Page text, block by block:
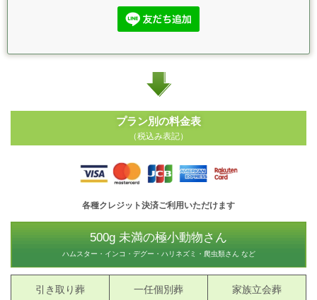
プラン別の料金表
（税込み表記）
各種クレジット決済ご利用いただけます
500g 未満の極小動物さん
ハムスター・インコ・デグー・ハリネズミ・爬虫類さん など
引き取り葬 一任個別葬 家族立会葬